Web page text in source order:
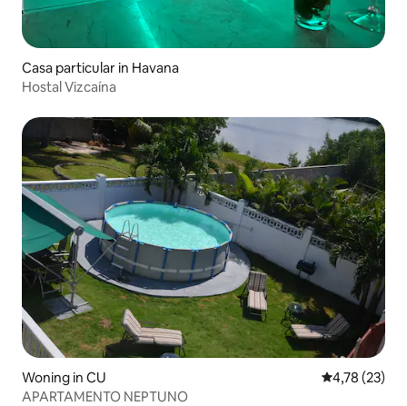
Casa particular in Havana
Hostal Vizcaína
Woning in CU Gemiddelde
4,78 (23)
APARTAMENTO NEPTUNO